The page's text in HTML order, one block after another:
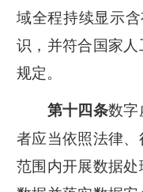
域全程持续显示
识，并符合国家
规定。
第十四条数字
者应当依照法律
范围内开展数据